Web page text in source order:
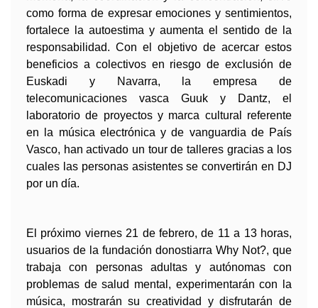
como forma de expresar emociones y sentimientos,
fortalece la autoestima y aumenta el sentido de la
responsabilidad. Con el objetivo de acercar estos
beneficios a colectivos en riesgo de exclusión de
Euskadi y Navarra, la empresa de
telecomunicaciones vasca Guuk y Dantz, el
laboratorio de proyectos y marca cultural referente
en la música electrónica y de vanguardia de País
Vasco, han activado un tour de talleres gracias a los
cuales las personas asistentes se convertirán en DJ
por un día.
El próximo viernes 21 de febrero, de 11 a 13 horas,
usuarios de la fundación donostiarra Why Not?, que
trabaja con personas adultas y autónomas con
problemas de salud mental, experimentarán con la
música, mostrarán su creatividad y disfrutarán de